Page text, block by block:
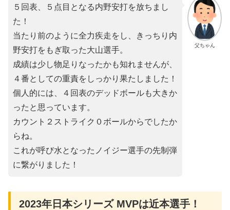
父ちゃん
５回表、５点目となる内野安打を放ちまし
た！
当たり前のように全力疾走をし、きっちり内
野安打をもぎ取った大山選手。
成績は少し物足りなったかも知れませんが、
４番としての重責をしっかり果たしました！
個人的には、４回表のデッドボールも大きか
ったと思っています。
カウント２ストライク０ボールからでしたか
らね。
これが呼び水となったノイジー選手の先制弾
に繋がりました！
2023年日本シリーズ MVPは近本選手！